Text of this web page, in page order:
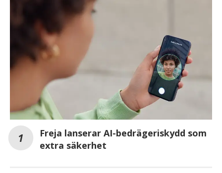
Freja lanserar AI-bedrägeriskydd som
extra säkerhet